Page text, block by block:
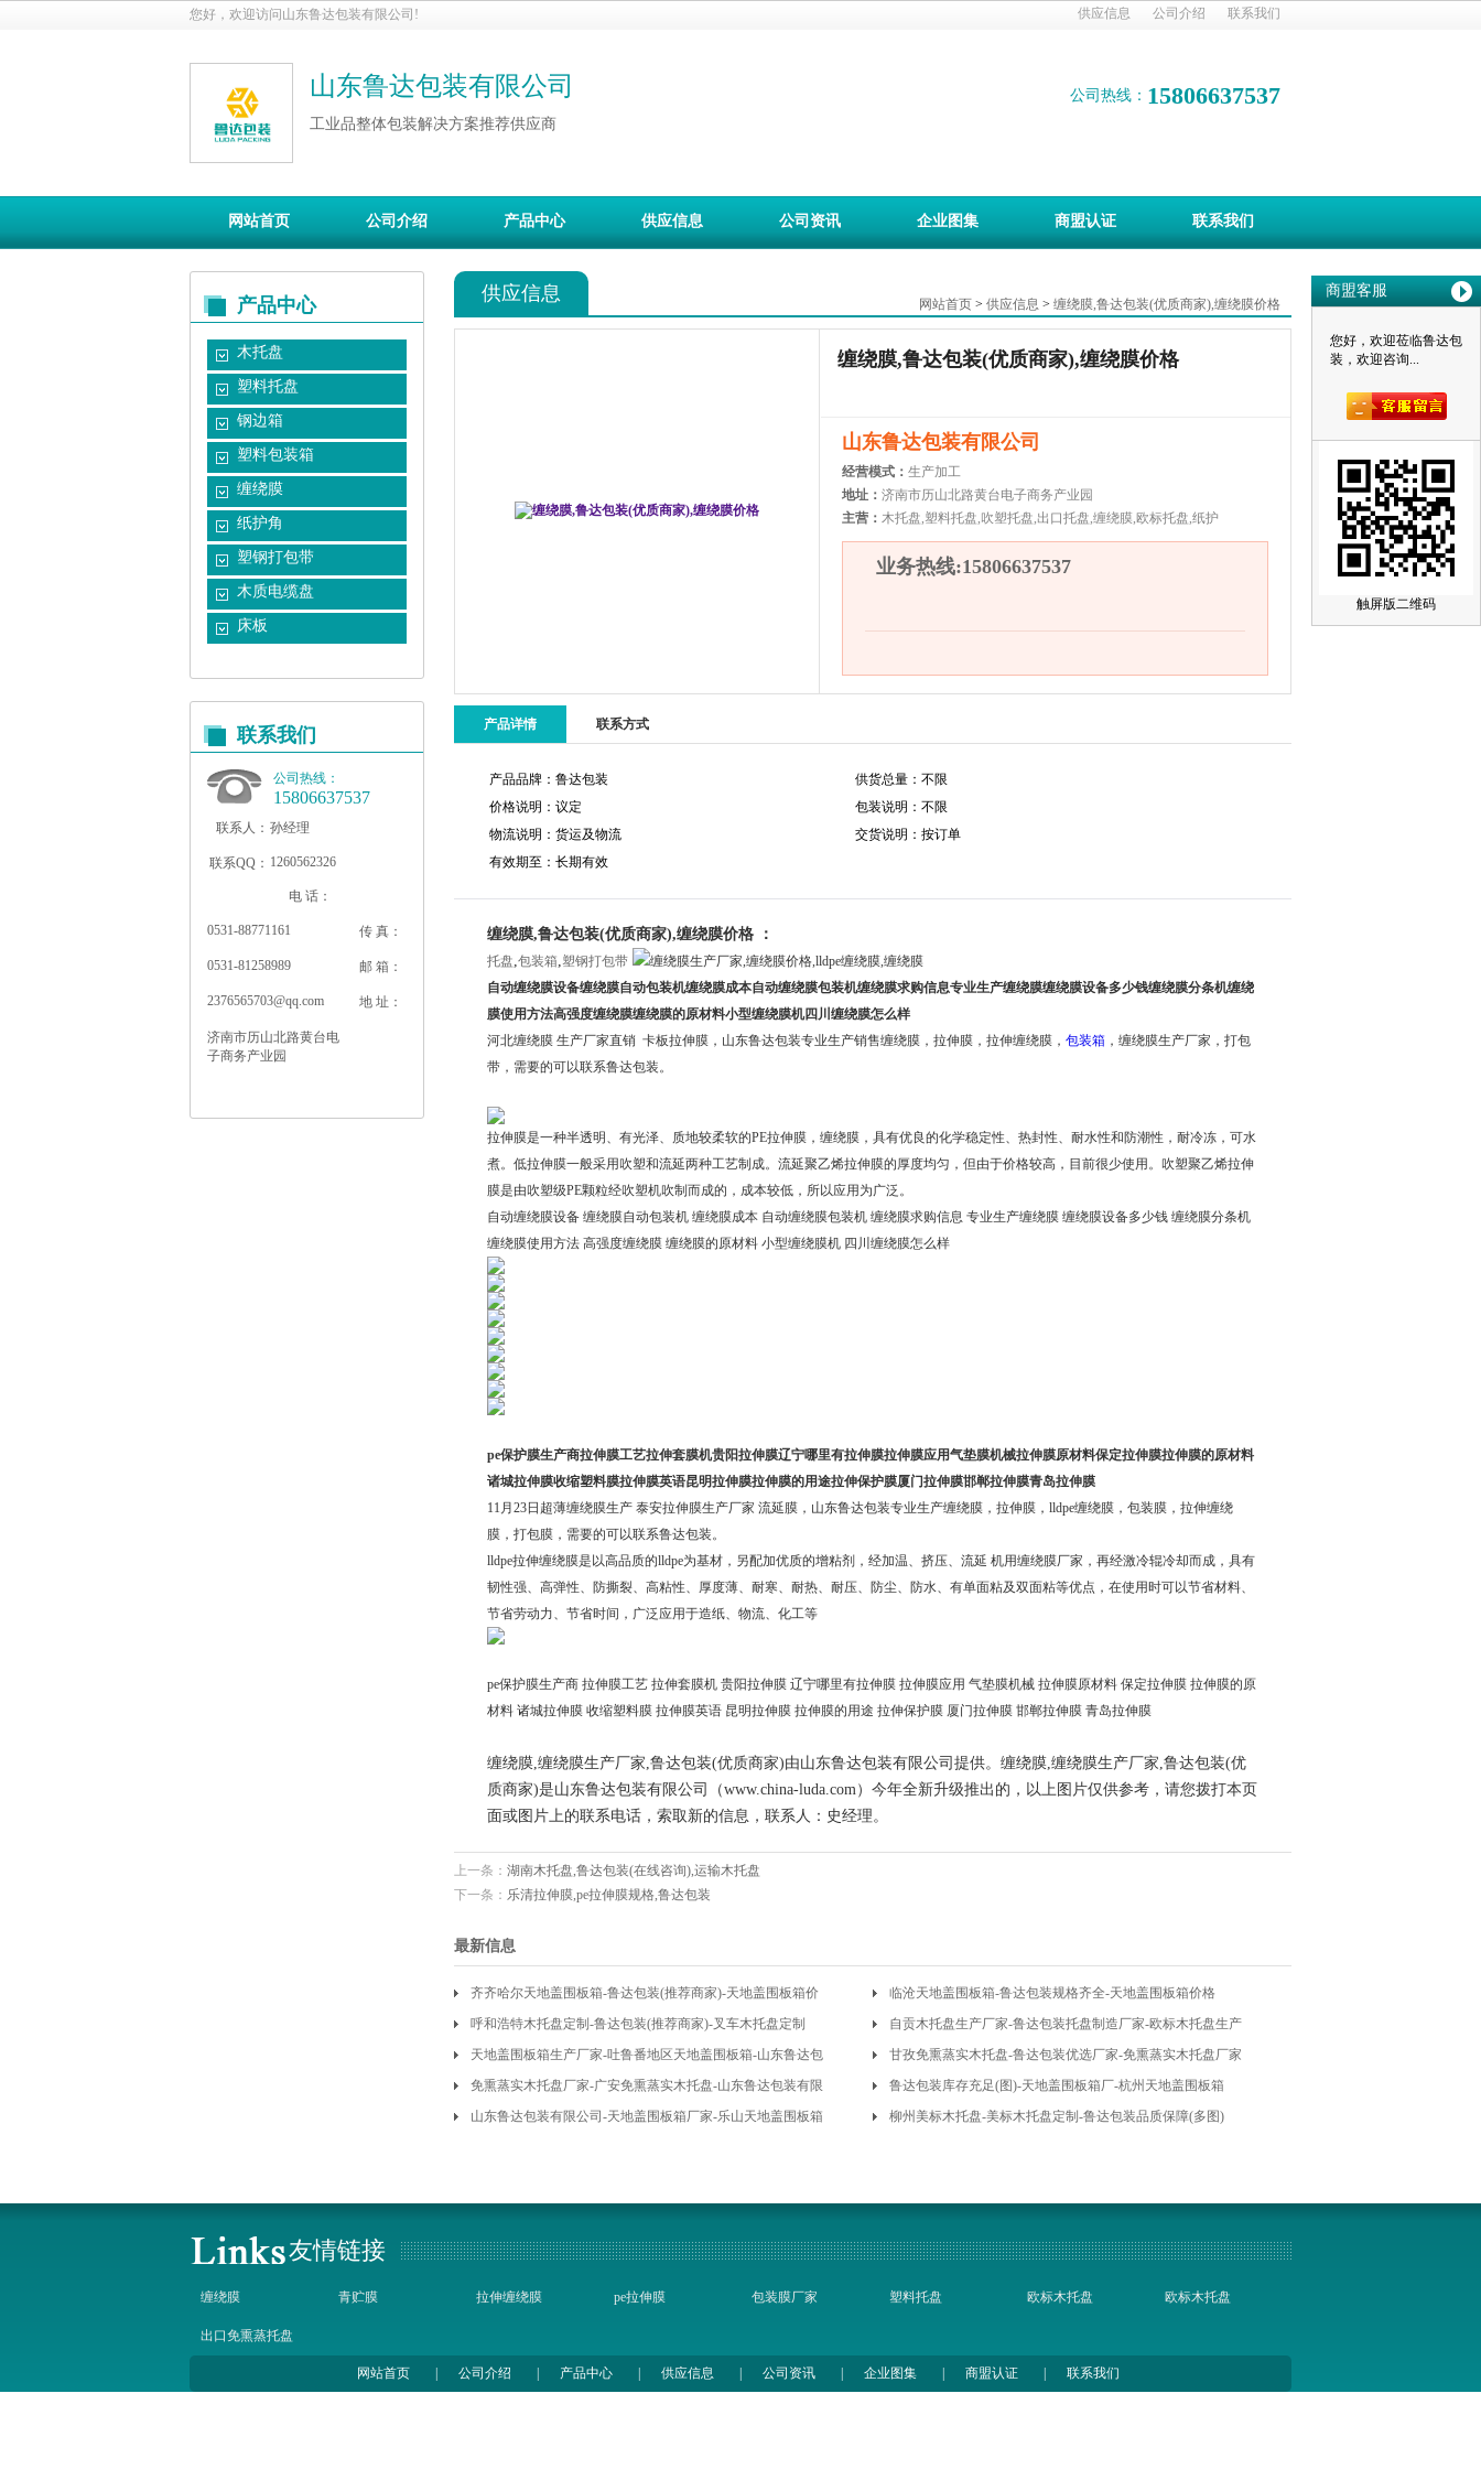
商盟客服
您好，欢迎莅临鲁达包
装，欢迎咨询...
触屏版二维码
您好，欢迎访问山东鲁达包装有限公司! 供应信息 公司介绍 联系我们
山东鲁达包装有限公司
工业品整体包装解决方案推荐供应商
公司热线： 15806637537
网站首页 公司介绍 产品中心 供应信息 公司资讯 企业图集 商盟认证 联系我们
产品中心
木托盘
塑料托盘
钢边箱
塑料包装箱
缠绕膜
纸护角
塑钢打包带
木质电缆盘
床板
联系我们
公司热线：
15806637537
联系人： 孙经理
联系QQ： 1260562326
电 话：
0531-88771161 传 真：
0531-81258989 邮 箱：
2376565703@qq.com 地 址：
济南市历山北路黄台电
子商务产业园
网站首页 > 供应信息 > 缠绕膜,鲁达包装(优质商家),缠绕膜价格
供应信息
缠绕膜,鲁达包装(优质商家),缠绕膜价格
山东鲁达包装有限公司
经营模式： 生产加工
地址： 济南市历山北路黄台电子商务产业园
主营： 木托盘,塑料托盘,吹塑托盘,出口托盘,缠绕膜,欧标托盘,纸护
业务热线:15806637537
产品详情 联系方式
产品品牌：鲁达包装
供货总量：不限
价格说明：议定
包装说明：不限
物流说明：货运及物流
交货说明：按订单
有效期至：长期有效
缠绕膜,鲁达包装(优质商家),缠绕膜价格 ：
托盘,包装箱,塑钢打包带
自动缠绕膜设备缠绕膜自动包装机缠绕膜成本自动缠绕膜包装机缠绕膜求购信息专业生产缠绕膜缠绕膜设备多少钱缠绕膜分条机缠绕
膜使用方法高强度缠绕膜缠绕膜的原材料小型缠绕膜机四川缠绕膜怎么样
河北缠绕膜 生产厂家直销 卡板拉伸膜，山东鲁达包装专业生产销售缠绕膜，拉伸膜，拉伸缠绕膜， 包装箱 ，缠绕膜生产厂家，打包
带，需要的可以联系鲁达包装。
拉伸膜是一种半透明、有光泽、质地较柔软的PE拉伸膜，缠绕膜，具有优良的化学稳定性、热封性、耐水性和防潮性，耐冷冻，可水
煮。低拉伸膜一般采用吹塑和流延两种工艺制成。流延聚乙烯拉伸膜的厚度均匀，但由于价格较高，目前很少使用。吹塑聚乙烯拉伸
膜是由吹塑级PE颗粒经吹塑机吹制而成的，成本较低，所以应用为广泛。
自动缠绕膜设备 缠绕膜自动包装机 缠绕膜成本 自动缠绕膜包装机 缠绕膜求购信息 专业生产缠绕膜 缠绕膜设备多少钱 缠绕膜分条机
缠绕膜使用方法 高强度缠绕膜 缠绕膜的原材料 小型缠绕膜机 四川缠绕膜怎么样
pe保护膜生产商拉伸膜工艺拉伸套膜机贵阳拉伸膜辽宁哪里有拉伸膜拉伸膜应用气垫膜机械拉伸膜原材料保定拉伸膜拉伸膜的原材料
诸城拉伸膜收缩塑料膜拉伸膜英语昆明拉伸膜拉伸膜的用途拉伸保护膜厦门拉伸膜邯郸拉伸膜青岛拉伸膜
11月23日超薄缠绕膜生产 泰安拉伸膜生产厂家 流延膜，山东鲁达包装专业生产缠绕膜，拉伸膜，lldpe缠绕膜，包装膜，拉伸缠绕
膜，打包膜，需要的可以联系鲁达包装。
lldpe拉伸缠绕膜是以高品质的lldpe为基材，另配加优质的增粘剂，经加温、挤压、流延 机用缠绕膜厂家，再经激冷辊冷却而成，具有
韧性强、高弹性、防撕裂、高粘性、厚度薄、耐寒、耐热、耐压、防尘、防水、有单面粘及双面粘等优点，在使用时可以节省材料、
节省劳动力、节省时间，广泛应用于造纸、物流、化工等
pe保护膜生产商 拉伸膜工艺 拉伸套膜机 贵阳拉伸膜 辽宁哪里有拉伸膜 拉伸膜应用 气垫膜机械 拉伸膜原材料 保定拉伸膜 拉伸膜的原
材料 诸城拉伸膜 收缩塑料膜 拉伸膜英语 昆明拉伸膜 拉伸膜的用途 拉伸保护膜 厦门拉伸膜 邯郸拉伸膜 青岛拉伸膜
缠绕膜,缠绕膜生产厂家,鲁达包装(优质商家)由山东鲁达包装有限公司提供。缠绕膜,缠绕膜生产厂家,鲁达包装(优
质商家)是山东鲁达包装有限公司（www.china-luda.com）今年全新升级推出的，以上图片仅供参考，请您拨打本页
面或图片上的联系电话，索取新的信息，联系人：史经理。
上一条： 湖南木托盘,鲁达包装(在线咨询),运输木托盘
下一条： 乐清拉伸膜,pe拉伸膜规格,鲁达包装
最新信息
齐齐哈尔天地盖围板箱-鲁达包装(推荐商家)-天地盖围板箱价
格
临沧天地盖围板箱-鲁达包装规格齐全-天地盖围板箱价格
呼和浩特木托盘定制-鲁达包装(推荐商家)-叉车木托盘定制
自贡木托盘生产厂家-鲁达包装托盘制造厂家-欧标木托盘生产
厂家
天地盖围板箱生产厂家-吐鲁番地区天地盖围板箱-山东鲁达包
装
甘孜免熏蒸实木托盘-鲁达包装优选厂家-免熏蒸实木托盘厂家
免熏蒸实木托盘厂家-广安免熏蒸实木托盘-山东鲁达包装有限
公司
鲁达包装库存充足(图)-天地盖围板箱厂-杭州天地盖围板箱
山东鲁达包装有限公司-天地盖围板箱厂家-乐山天地盖围板箱
柳州美标木托盘-美标木托盘定制-鲁达包装品质保障(多图)
友情链接
缠绕膜 青贮膜 拉伸缠绕膜 pe拉伸膜 包装膜厂家 塑料托盘 欧标木托盘 欧标木托盘
出口免熏蒸托盘
网站首页 公司介绍 产品中心 供应信息 公司资讯 企业图集 商盟认证 联系我们